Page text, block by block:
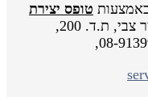
טופס יצירת
, או בכתובת אזור התעשייה ניר צבי, ת.ד. 200,